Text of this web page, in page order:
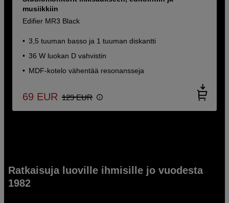
musiikkiin
Edifier MR3 Black
3,5 tuuman basso ja 1 tuuman diskantti
36 W luokan D vahvistin
MDF-kotelo vähentää resonansseja
69 EUR 129 EUR
Ratkaisuja luoville ihmisille jo vuodesta
1982